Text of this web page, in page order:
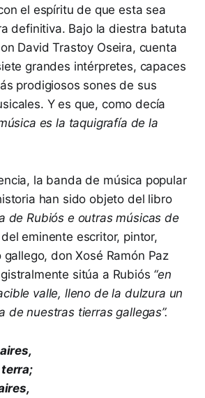
el espíritu de que esta sea
definitiva. Bajo la diestra batuta
David Trastoy Oseira, cuenta
grandes intérpretes, capaces
prodigiosos sones de sus
Y es que, como decía
es la taquigrafía de la
la banda de música popular
han sido objeto del libro
de Rubiós e outras músicas de
eminente escritor, pintor,
don Xosé Ramón Paz
sitúa a Rubiós “en
valle, lleno de la dulzura un
de nuestras tierras gallegas”.